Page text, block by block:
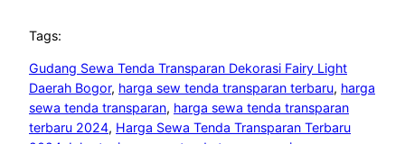
Tags:
Gudang Sewa Tenda Transparan Dekorasi Fairy Light
Daerah Bogor, harga sew tenda transparan terbaru, harga
sewa tenda transparan, harga sewa tenda transparan
terbaru 2024, Harga Sewa Tenda Transparan Terbaru